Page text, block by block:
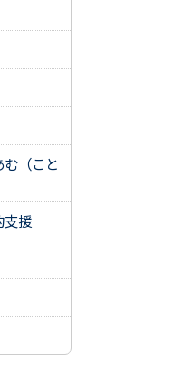
（こと
支援